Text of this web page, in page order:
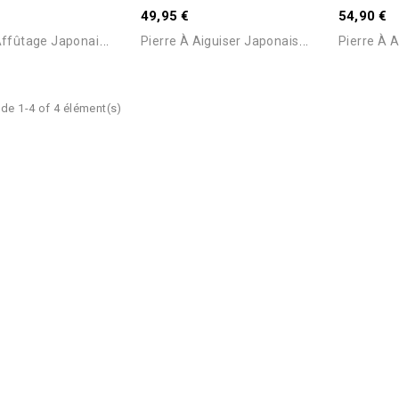
P
Ierre D’Affûtage Japonaise...
Consulter Pour Connaitre Le
Délai
49,95 €
P
Ierre À Aiguiser Japonaise...
Consulter
Délai
54,90 €
1-4 of 4 élément(s)